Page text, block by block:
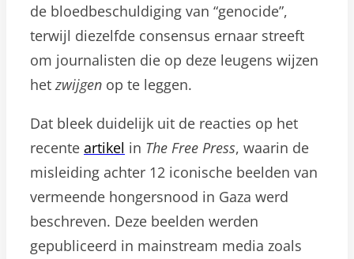
de bloedbeschuldiging van “genocide”,
terwijl diezelfde consensus ernaar streeft
om journalisten die op deze leugens wijzen
het zwijgen op te leggen.
Dat bleek duidelijk uit de reacties op het
recente artikel in The Free Press, waarin de
misleiding achter 12 iconische beelden van
vermeende hongersnood in Gaza werd
beschreven. Deze beelden werden
gepubliceerd in mainstream media zoals